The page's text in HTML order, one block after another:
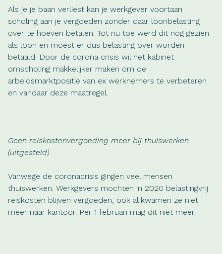
Als je je baan verliest kan je werkgever voortaan
scholing aan je vergoeden zonder daar loonbelasting
over te hoeven betalen. Tot nu toe werd dit nog gezien
als loon en moest er dus belasting over worden
betaald. Door de corona crisis wil het kabinet
omscholing makkelijker maken om de
arbeidsmarktpositie van ex werknemers te verbeteren
en vandaar deze maatregel.
Geen reiskostenvergoeding meer bij thuiswerken
(uitgesteld)
Vanwege de coronacrisis gingen veel mensen
thuiswerken. Werkgevers mochten in 2020 belastingvrij
reiskosten blijven vergoeden, ook al kwamen ze niet
meer naar kantoor. Per 1 februari mag dit niet meer.